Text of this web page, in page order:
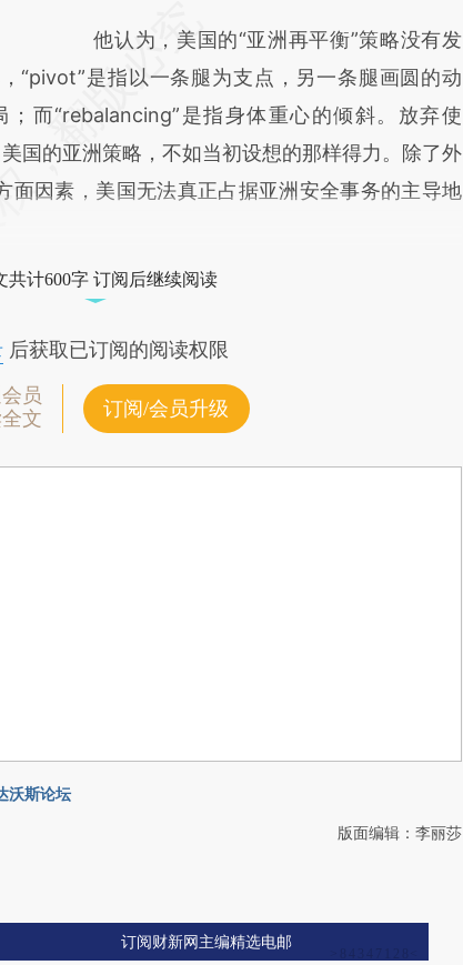
他认为，美国的“亚洲再平衡”策略没有发
“pivot”是指以一条腿为支点，另一条腿画圆的动
而“rebalancing”是指身体重心的倾斜。放弃使
国的亚洲策略，不如当初设想的那样得力。除了外
面因素，美国无法真正占据亚洲安全事务的主导地
共计600字 订阅后继续阅读
后获取已订阅的阅读权限
员
文
订阅/会员升级
沃斯论坛
版面编辑：李丽莎
订阅财新网主编精选电邮